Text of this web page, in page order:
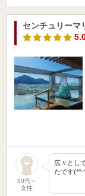
センチュリーマ
50代～
女性
広々とし
たです(*^-